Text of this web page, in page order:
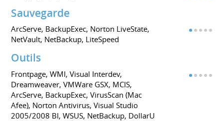
Sauvegarde
ArcServe, BackupExec, Norton LiveState,
NetVault, NetBackup, LiteSpeed
Outils
Frontpage, WMI, Visual Interdev,
Dreamweaver, VMWare GSX, MCIS,
ArcServe, BackupExec, VirusScan (Mac
Afee), Norton Antivirus, Visual Studio
2005/2008 BI, WSUS, NetBackup, DollarU